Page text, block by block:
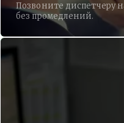
Позвоните диспетчеру
без промедлений.